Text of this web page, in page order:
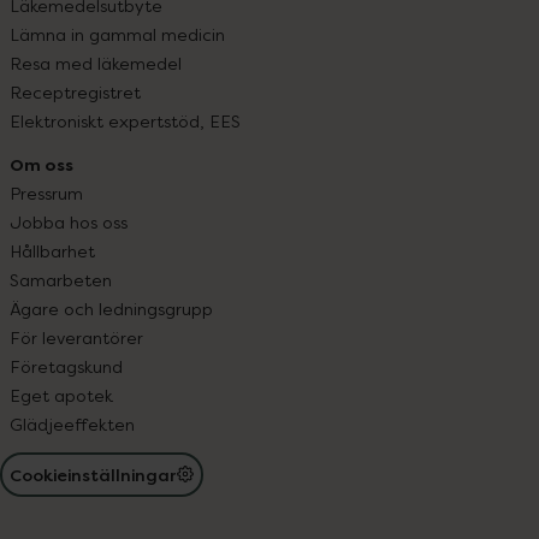
Läkemedelsutbyte
Lämna in gammal medicin
Resa med läkemedel
Receptregistret
Elektroniskt expertstöd, EES
Om oss
Pressrum
Jobba hos oss
Hållbarhet
Samarbeten
Ägare och ledningsgrupp
För leverantörer
Företagskund
Eget apotek
Glädjeeffekten
Cookieinställningar